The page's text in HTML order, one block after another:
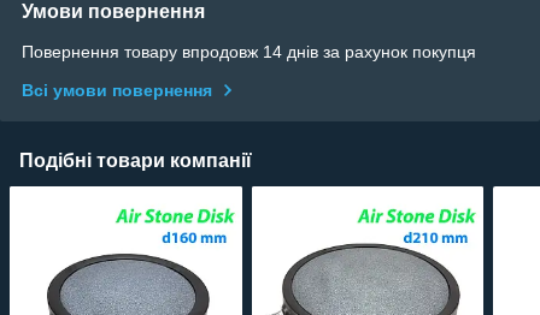
Умови повернення
Повернення товару впродовж 14 днів за рахунок покупця
Всі умови повернення
Подібні товари компанії